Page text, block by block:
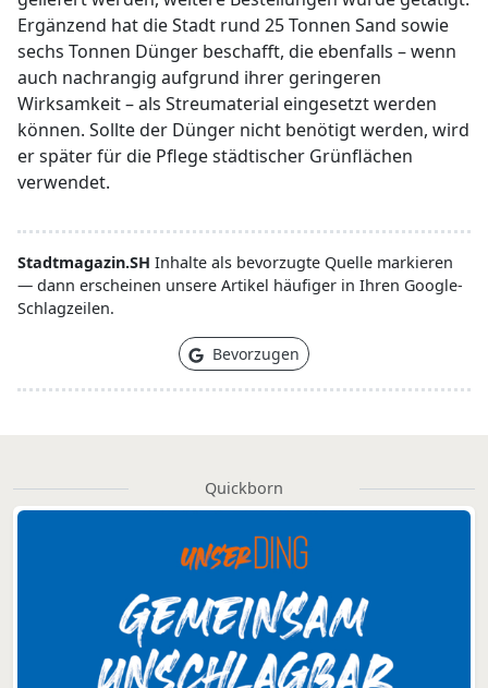
Ergänzend hat die Stadt rund 25 Tonnen Sand sowie
sechs Tonnen Dünger beschafft, die ebenfalls – wenn
auch nachrangig aufgrund ihrer geringeren
Wirksamkeit – als Streumaterial eingesetzt werden
können. Sollte der Dünger nicht benötigt werden, wird
er später für die Pflege städtischer Grünflächen
verwendet.
Stadtmagazin.SH Inhalte als bevorzugte Quelle markieren
— dann erscheinen unsere Artikel häufiger in Ihren Google-
Schlagzeilen.
Bevorzugen
Quickborn